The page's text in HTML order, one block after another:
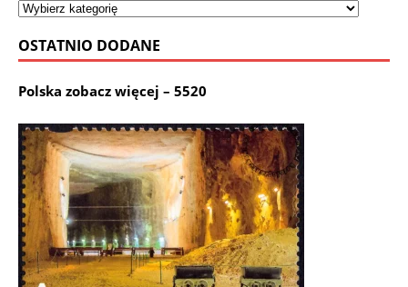
OSTATNIO DODANE
Polska zobacz więcej – 5520